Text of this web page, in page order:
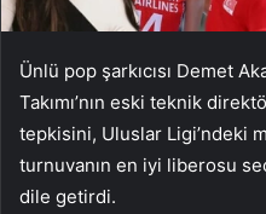
Ünlü pop şarkıcısı Demet
Takımı’nın eski teknik
tepkisini, Uluslar Ligi’ndeki
turnuvanın en iyi liberosu
dile getirdi.